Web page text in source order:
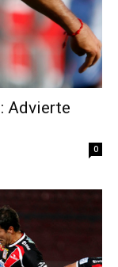
Advierte
0